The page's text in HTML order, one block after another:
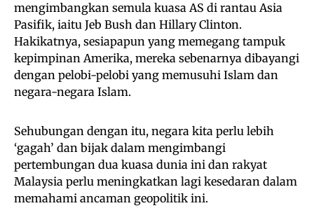
mengimbangkan semula kuasa AS di rantau Asia
Pasifik, iaitu Jeb Bush dan Hillary Clinton.
Hakikatnya, sesiapapun yang memegang tampuk
kepimpinan Amerika, mereka sebenarnya dibayangi
dengan pelobi-pelobi yang memusuhi Islam dan
negara-negara Islam.
Sehubungan dengan itu, negara kita perlu lebih
‘gagah’ dan bijak dalam mengimbangi
pertembungan dua kuasa dunia ini dan rakyat
Malaysia perlu meningkatkan lagi kesedaran dalam
memahami ancaman geopolitik ini.